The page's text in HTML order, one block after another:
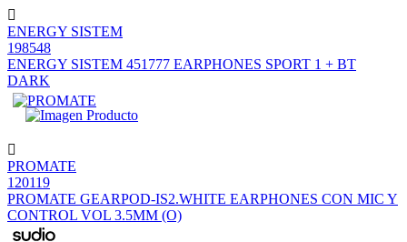
ENERGY SISTEM
198548
ENERGY SISTEM 451777 EARPHONES SPORT 1 + BT
DARK
PROMATE
120119
PROMATE GEARPOD-IS2.WHITE EARPHONES CON MIC Y
CONTROL VOL 3.5MM (O)